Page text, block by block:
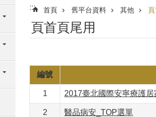
::: 首頁 舊平台資料 其他
頁首頁尾用
編號
1 2017臺北國際安寧療護
2 醫品病安_TOP選單